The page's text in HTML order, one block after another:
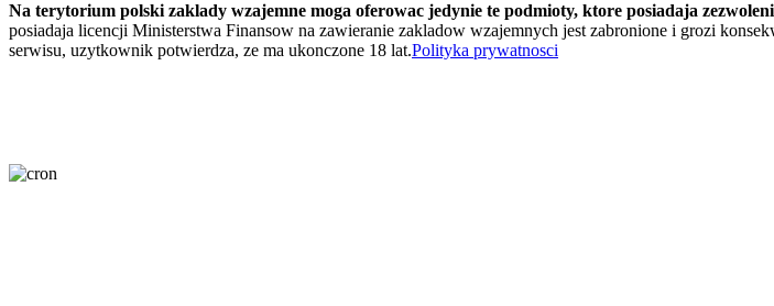
Na terytorium polski zaklady wzajemne moga oferowac jedynie te podmioty, ktore posiadaja
posiadaja licencji Ministerstwa Finansow na zawieranie zakladow wzajemnych jest zabronione i grozi
serwisu, uzytkownik potwierdza, ze ma ukonczone 18 lat.Polityka prywatnosci